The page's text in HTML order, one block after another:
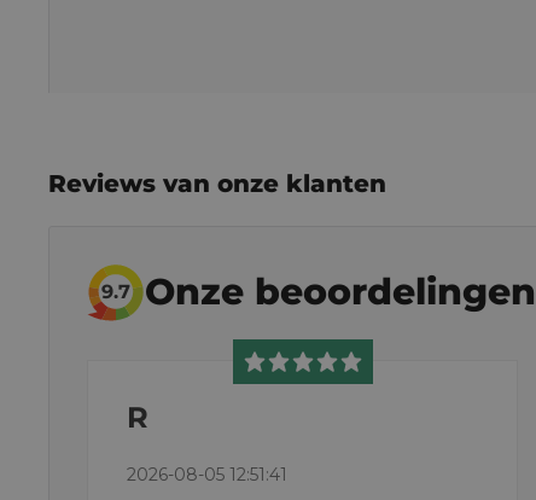
Reviews van onze klanten
9.7 Onze beoordelingen
R
2026-08-05 12:51:41